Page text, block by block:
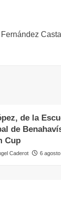
de la
de
Cup
Caderot 6